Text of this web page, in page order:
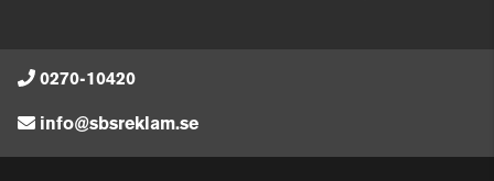
0270-10420
info@sbsreklam.se